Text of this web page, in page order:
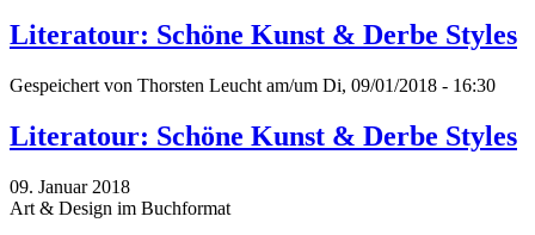
Literatour: Schöne Kunst & Derbe Styles
Gespeichert von Thorsten Leucht am/um Di, 09/01/2018 - 16:30
Literatour: Schöne Kunst & Derbe Styles
09. Januar 2018
Art & Design im Buchformat